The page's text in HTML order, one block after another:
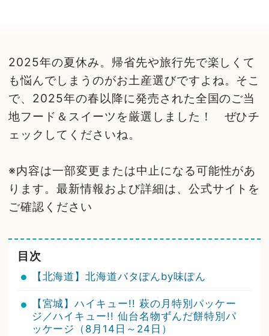
2025年の夏休み。帰省先や旅行先で楽しくて
も悩んでしまうのがお土産選びですよね。そこ
で、2025年の春以降に発売された全国のご当
地フード＆スイーツを厳選しました！ ぜひチ
ェックしてくださいね。
※内容は一部変更または中止になる可能性があ
ります。最新情報および詳細は、公式サイトを
ご確認ください
目次
【北海道】北海道バタぽんby味ぽん
【宮城】ハイキュー!! 萩の月特別パッケー
ジ／ハイキュー!! 仙台名物ずんだ餅特別パ
ッケージ（8月14日～24日）